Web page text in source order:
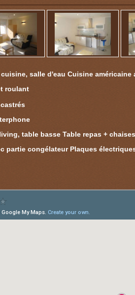
salle d'eau Cuisine américaine
roulant
table basse Table repas +
partie congélateur Plaques